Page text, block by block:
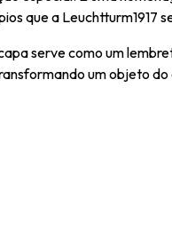
que a Leuchtturm1917
serve como um
um objeto do